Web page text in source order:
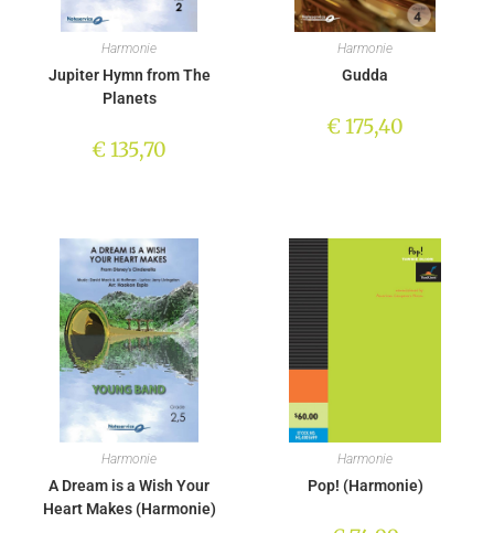
Harmonie
Jupiter Hymn from The
Planets
€135,70
Harmonie
Gudda
€175,40
Harmonie
A Dream is a Wish Your
Heart Makes (Harmonie)
Harmonie
Pop! (Harmonie)